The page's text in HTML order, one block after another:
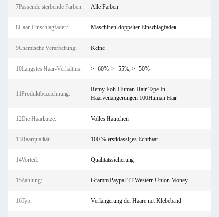
7Passende sterbende Farben: Alle Farben
8Haar-Einschlagfaden: Maschinen-doppelter Einschlagfaden
9Chemische Verarbeitung: Keine
10Längstes Haar-Verhältnis: >=60%, >=55%, >=50%
11Produktbezeichnung:
Remy Roh-Human Hair Tape In
Haarverlängerungen 100Human Hair
12Die Haarkütze: Volles Häutchen
13Haarqualität: 100 % erstklassiges Echthaar
14Vorteil: Qualitätssicherung
15Zahlung: Gramm Paypal.TT.Western Union.Money
16Typ: Verlängerung der Haare mit Klebeband